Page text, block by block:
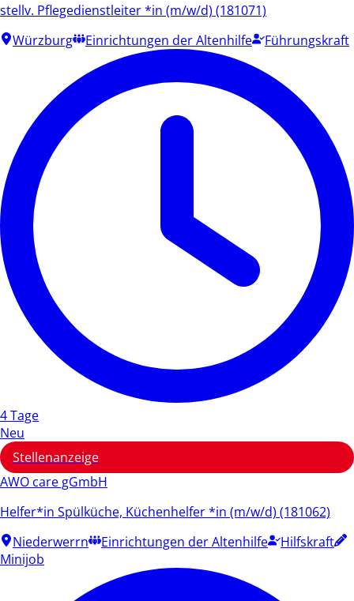
stellv. Pflegedienstleiter *in (m/w/d) (181071)
Würzburg
Einrichtungen der Altenhilfe Führungskraft
4 Tage
Neu
Stellenanzeige
AWO care gGmbH
Helfer*in Spülküche, Küchenhelfer *in (m/w/d) (181062)
Niederwerrn
Einrichtungen der Altenhilfe
Hilfskraft
Minijob